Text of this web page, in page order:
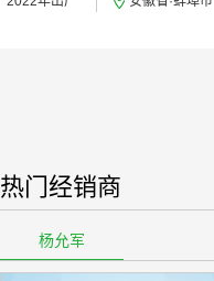
热门经销商
杨允军